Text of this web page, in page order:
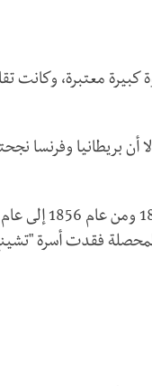
كبيرة معتبرة، وكانت
أن بريطانيا وفرنسا
فقدت أسرة